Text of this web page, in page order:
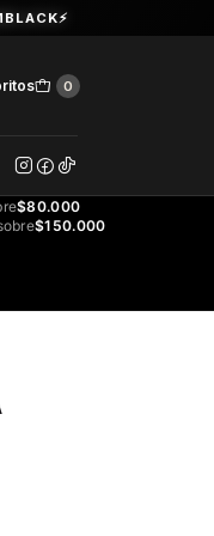
0
GRATIS
$80.000
$150.000